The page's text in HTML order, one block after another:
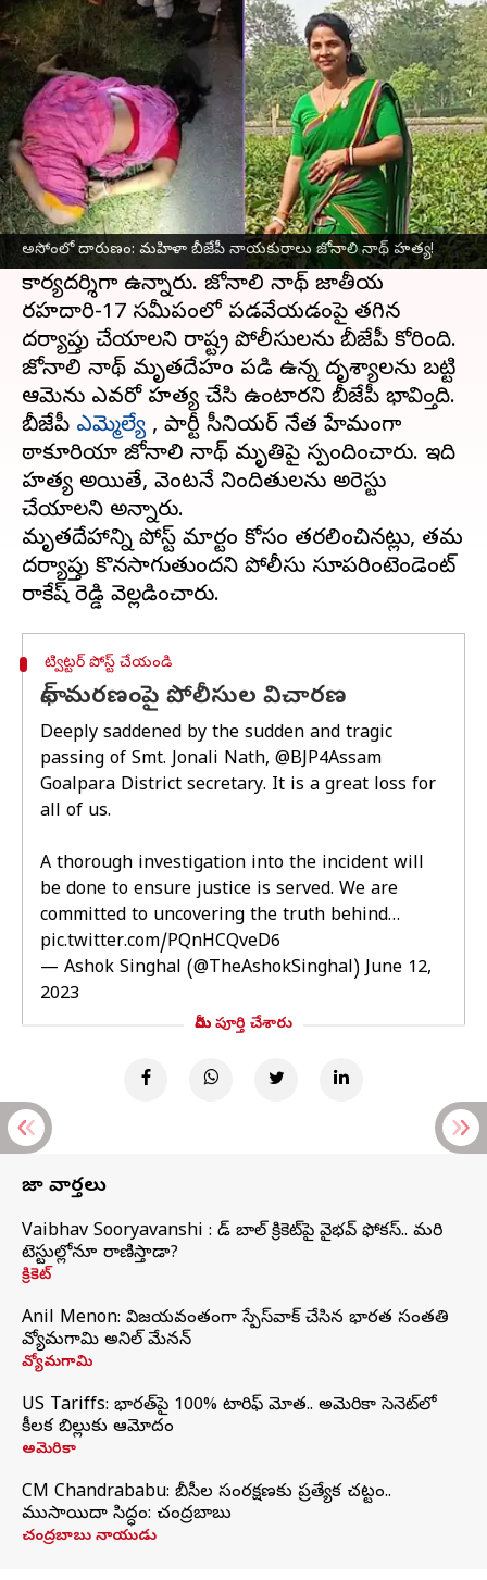
అసోంలో దారుణం: మహిళా బీజేపీ నాయకురాలు జోనాలి నాథ్ హత్య!
అసోంలో దారుణం: మహిళా బీజేపీ
నాయకురాలు జోనాలి నాథ్ హత్య!
వ్రాసిన వారు Stalin Jun 12, 2023 06:00 pm
ఈ వార్తాకథనం ఏంటి
అసోంబీజేపీనాయకురాలు జోనాలి నాథ్ గోల్‌పరా
జిల్లాలో అనునాస్పదస్థితిలో శవమై కనిపించారు.
గోల్‌పరాలో జోనాలి నాథ్ ప్రస్తుతం బీజేపీ జిల్లా ప్రధాన
కార్యదర్శిగా ఉన్నారు. జోనాలి నాథ్ జాతీయ
రహదారి-17 సమీపంలో పడవేయడంపై తగిన
దర్యాప్తు చేయాలని రాష్ట్ర పోలీసులను బీజేపీ కోరింది.
జోనాలి నాథ్ మృతదేహం పడి ఉన్న దృశ్యాలను బట్టి
ఆమెను ఎవరో హత్య చేసి ఉంటారని బీజేపీ భావిస్తోంది.
బీజేపీ ఎమ్మెల్యే, పార్టీ సీనియర్ నేత హేమంగా
ఠాకూరియా జోనాలి నాథ్ మృతిపై స్పందించారు. ఇది
హత్య అయితే, వెంటనే నిందితులను అరెస్టు
చేయాలని అన్నారు.
మృతదేహాన్ని పోస్ట్ మార్టం కోసం తరలించినట్లు, తమ
దర్యాప్తు కొనసాగుతుందని పోలీసు సూపరింటెండెంట్
ట్విట్టర్ పోస్ట్ చేయండి
నాథ్ మరణంపై పోలీసుల విచారణ
Deeply saddened by the sudden and tragic
passing of Smt. Jonali Nath, @BJP4Assam
Goalpara District secretary. It is a great loss for
all of us.
A thorough investigation into the incident will
be done to ensure justice is served. We are
committed to uncovering the truth behind…
pic.twitter.com/PQnHCQveD6
— Ashok Singhal (@TheAshokSinghal)June 12,
2023
మీరు పూర్తి చేశారు
తాజా వార్తలు
Vaibhav Sooryavanshi : రెడ్ బాల్ క్రికెట్‌పై వైభవ్ ఫోకస్.. మరి
టెస్టుల్లోనూ రాణిస్తాడా?
క్రికెట్
Anil Menon: విజయవంతంగా స్పేస్‌వాక్‌ చేసిన భారత సంతతి
వ్యోమగామి అనిల్‌ మేనన్
వ్యోమగామి
US Tariffs: భారత్‌పై 100% టారిఫ్‌ మోత.. అమెరికా సెనెట్‌లో
కీలక బిల్లుకు ఆమోదం
అమెరికా
CM Chandrababu: బీసీల సంరక్షణకు ప్రత్యేక చట్టం..
ముసాయిదా సిద్ధం: చంద్రబాబు
చంద్రబాబు నాయుడు